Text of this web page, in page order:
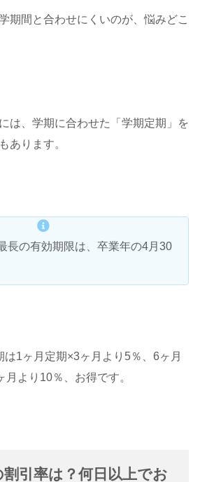
期間と合わせにくいのが、悩みどこ
は、学期に合わせた「学期定期」を
あります。
長の有効期限は、卒業年の4月30
は1ヶ月定期×3ヶ月より5％、6ヶ月
より10％、お得です。
引率は？何日以上でお